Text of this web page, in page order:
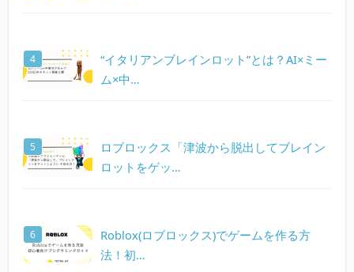
“イタリアンブレインロット”とは？AI×ミー
ム×中…
ロブロックス「津波から脱出してブレイン
ロットをゲッ…
Roblox(ロブロックス)でゲームを作る方
法！初…